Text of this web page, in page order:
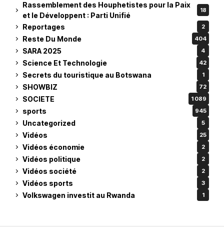
Rassemblement des Houphetistes pour la Paix
et le Développent : Parti Unifié
18
Reportages 2
Reste Du Monde 404
SARA 2025 4
Science Et Technologie 42
Secrets du touristique au Botswana 1
SHOWBIZ 72
SOCIETE 1 089
sports 945
Uncategorized 5
Vidéos 25
Vidéos économie 2
Vidéos politique 2
Vidéos société 2
Vidéos sports 3
Volkswagen investit au Rwanda 1